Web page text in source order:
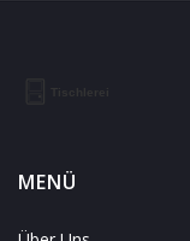
MENÜ